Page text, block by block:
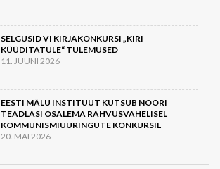
SELGUSID VI KIRJAKONKURSI „KIRI
KÜÜDITATULE“ TULEMUSED
11. JUUNI 2026
EESTI MÄLU INSTITUUT KUTSUB NOORI
TEADLASI OSALEMA RAHVUSVAHELISEL
KOMMUNISMIUURINGUTE KONKURSIL
20. MAI 2026